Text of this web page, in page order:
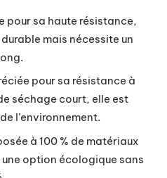
pour sa haute résistance,
mais nécessite un
pour sa résistance à
séchage court, elle est
l’environnement.
à 100 % de matériaux
option écologique sans